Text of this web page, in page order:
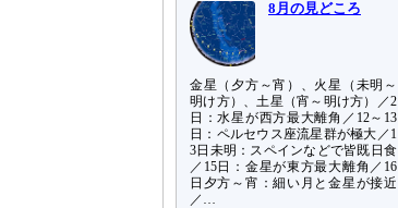
8月の見どころ
金星（夕方～宵）、火星（未明～
明け方）、土星（宵～明け方）／2
日：水星が西方最大離角／12～13
日：ペルセウス座流星群が極大／1
3日未明：スペインなどで皆既日食
／15日：金星が東方最大離角／16
日夕方～宵：細い月と金星が接近
／…